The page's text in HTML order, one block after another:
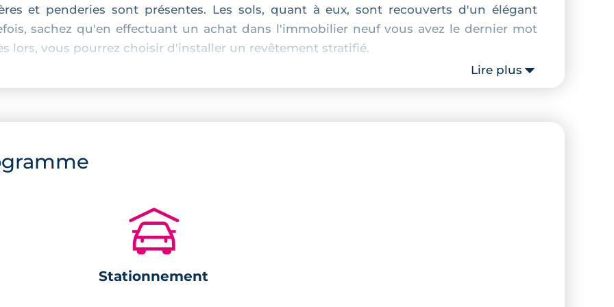
et penderies sont présentes. Les sols, quant à eux, sont recouverts d'un élégant
sachez qu'en effectuant un achat dans l'immobilier neuf vous avez le dernier mot
lors, vous pourrez choisir d'installer un revêtement stratifié.
Lire plus
🚗
Stationnement